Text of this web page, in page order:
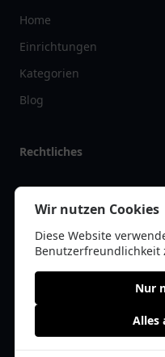
Home
Einrichtungen
Kategorien
Blog
Rechtliches
Impressum
Datenschutz
Kontakt
© 2026 tanklist.de | Alle
Wir nutzen Cookies
Diese Website
Benutzerfreundlichkeit
Nur
Alles